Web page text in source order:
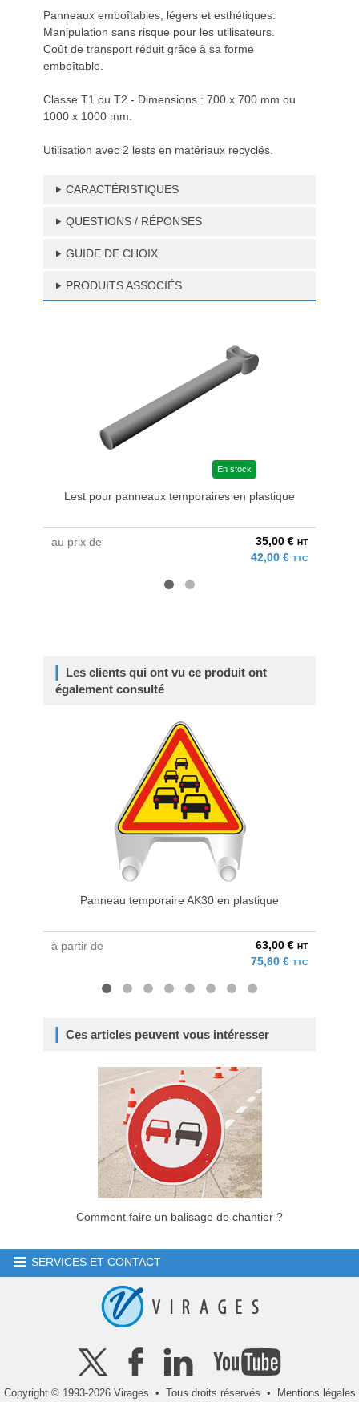
Panneaux emboîtables, légers et esthétiques.
Manipulation sans risque pour les utilisateurs.
Coût de transport réduit grâce à sa forme
emboîtable.
Classe T1 ou T2 - Dimensions : 700 x 700 mm ou
1000 x 1000 mm.
Utilisation avec 2 lests en matériaux recyclés.
CARACTÉRISTIQUES
QUESTIONS / RÉPONSES
GUIDE DE CHOIX
PRODUITS ASSOCIÉS
En stock
Lest pour panneaux temporaires en plastique
au prix de 35,00 € HT
42,00 € TTC
Les clients qui ont vu ce produit ont
également consulté
Panneau temporaire AK30 en plastique
à partir de 63,00 € HT
75,60 € TTC
Ces articles peuvent vous intéresser
Comment faire un balisage de chantier ?
SERVICES ET CONTACT
Copyright © 1993-2026 Virages • Tous droits réservés • Mentions légales